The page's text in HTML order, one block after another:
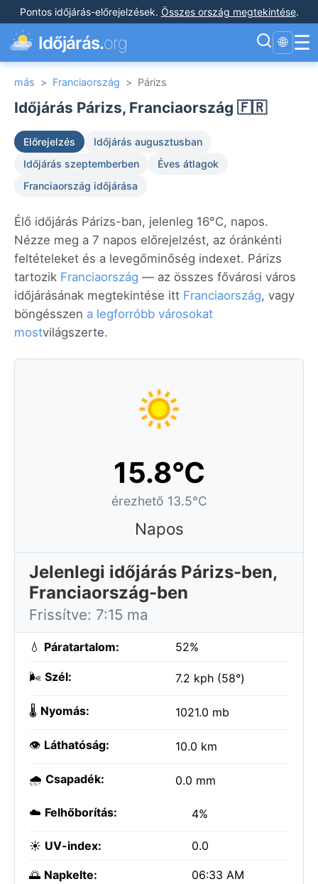
Pontos időjárás-előrejelzések. Összes ország megtekintése.
Időjárás.org 🌐 ☰
más > Franciaország > Párizs
Időjárás Párizs, Franciaország 🇫🇷
Előrejelzés
Időjárás augusztusban
Időjárás szeptemberben
Éves átlagok
Franciaország időjárása
Élő időjárás Párizs-ban, jelenleg 16°C, napos.
Nézze meg a 7 napos előrejelzést, az óránkénti
feltételeket és a levegőminőség indexet. Párizs
tartozik Franciaország — az összes fővárosi város
időjárásának megtekintése itt Franciaország, vagy
böngésszen a legforróbb városokat
mostvilágszerte.
15.8°C
érezhető 13.5°C
Napos
Jelenlegi időjárás Párizs-ben,
Franciaország-ben
Frissítve: 7:15 ma
💧 Páratartalom: 52%
🌬️ Szél: 7.2 kph (58°)
🌡️ Nyomás: 1021.0 mb
👁️ Láthatóság: 10.0 km
🌧️ Csapadék: 0.0 mm
☁️ Felhőborítás: 4%
☀️ UV-index: 0.0
🌅 Napkelte: 06:33 AM